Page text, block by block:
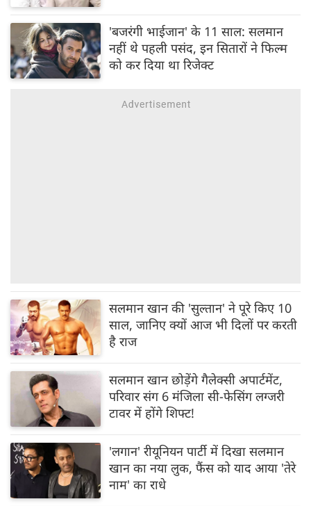
'बजरंगी भाईजान' के 11 साल: सलमान
नहीं थे पहली पसंद, इन सितारों ने फिल्म
को कर दिया था रिजेक्ट
सलमान खान की 'सुल्तान' ने पूरे किए 10
साल, जानिए क्यों आज भी दिलों पर करती
है राज
सलमान खान छोड़ेंगे गैलेक्सी अपार्टमेंट,
परिवार संग 6 मंजिला सी-फेसिंग लग्जरी
टावर में होंगे शिफ्ट!
'लगान' रीयूनियन पार्टी में दिखा सलमान
खान का नया लुक, फैंस को याद आया 'तेरे
नाम' का राधे